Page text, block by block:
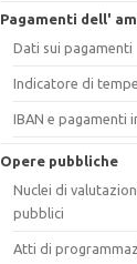
Pagamenti dell'
Dati sui pagamenti
Indicatore di
IBAN e pagamenti
Opere pubbliche
Nuclei di
pubblici
Atti di